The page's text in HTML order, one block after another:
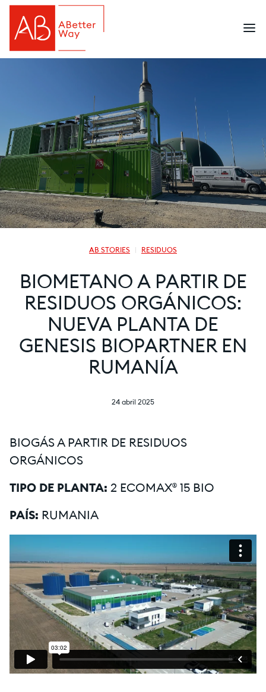
AB STORIES RESIDUOS
BIOMETANO A PARTIR DE
RESIDUOS ORGÁNICOS:
NUEVA PLANTA DE
GENESIS BIOPARTNER EN
RUMANÍA
24 abril 2025
BIOGÁS A PARTIR DE RESIDUOS
ORGÁNICOS
TIPO DE PLANTA: 2 ECOMAX® 15 BIO
PAÍS: RUMANIA